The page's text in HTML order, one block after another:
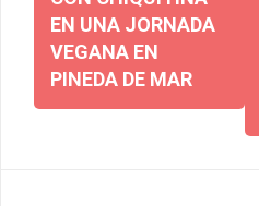
EN UNA JORNADA
VEGANA EN
PINEDA DE MAR